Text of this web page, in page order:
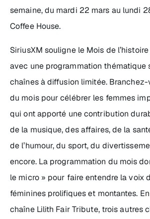
semaine, du mardi 22 mars au lundi
Coffee House.
SiriusXM souligne le Mois de
avec une programmation thématique
chaînes à diffusion limitée.
du mois pour célébrer les femmes
qui ont apporté une contribution
de la musique, des affaires, de la
de l’humour, du sport, du
encore. La programmation du mois
le micro » pour faire entendre la voix
féminines prolifiques et montantes.
chaîne Lilith Fair Tribute, trois autres